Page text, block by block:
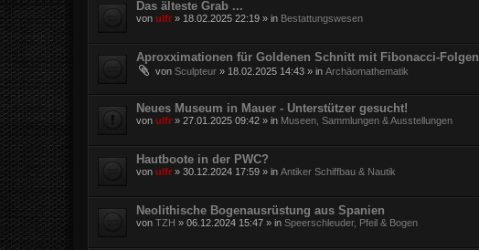
Das älteste Grab ...
von ulfr » 18.02.2025 22:19 » in Bestattungswesen
Aproxximationen für Goldenen Schnitt mit Fibonacci-Folgen
von Sculpteur » 18.02.2025 14:43 » in Archäomathematik
Neues Museum in Mauer - Unterstützer gesucht!
von ulfr » 27.01.2025 09:42 » in Museen, Sammlungen & Ausstellungen
Hautboote in der PWC?
von ulfr » 30.12.2024 17:59 » in Antiker Schiffbau & Nautik
Neolithische Bogenausrüstung aus Spanien
von TZH » 06.12.2024 15:47 » in Speerschleuder, Pfeil & Bogen